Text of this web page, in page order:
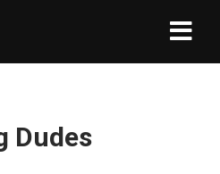
Dudes